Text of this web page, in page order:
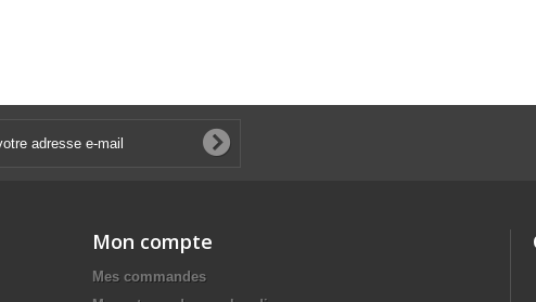
Mon compte
Mes commandes